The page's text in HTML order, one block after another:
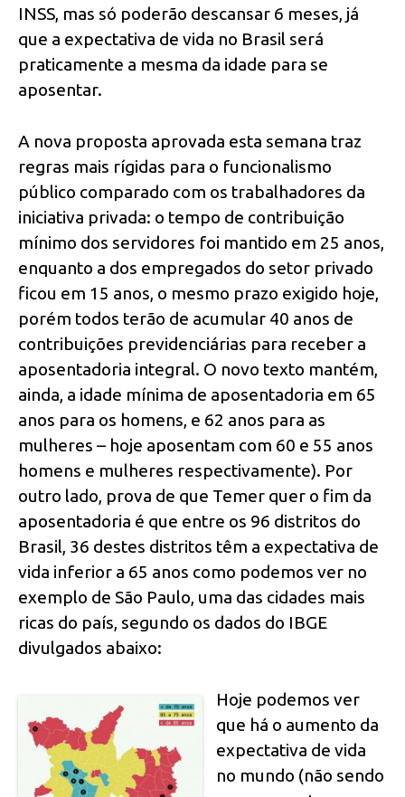
INSS, mas só poderão descansar 6 meses, já
que a expectativa de vida no Brasil será
praticamente a mesma da idade para se
aposentar.
A nova proposta aprovada esta semana traz
regras mais rígidas para o funcionalismo
público comparado com os trabalhadores da
iniciativa privada: o tempo de contribuição
mínimo dos servidores foi mantido em 25 anos,
enquanto a dos empregados do setor privado
ficou em 15 anos, o mesmo prazo exigido hoje,
porém todos terão de acumular 40 anos de
contribuições previdenciárias para receber a
aposentadoria integral. O novo texto mantém,
ainda, a idade mínima de aposentadoria em 65
anos para os homens, e 62 anos para as
mulheres – hoje aposentam com 60 e 55 anos
homens e mulheres respectivamente). Por
outro lado, prova de que Temer quer o fim da
aposentadoria é que entre os 96 distritos do
Brasil, 36 destes distritos têm a expectativa de
vida inferior a 65 anos como podemos ver no
exemplo de São Paulo, uma das cidades mais
ricas do país, segundo os dados do IBGE
divulgados abaixo:
Hoje podemos ver
que há o aumento da
expectativa de vida
no mundo (não sendo